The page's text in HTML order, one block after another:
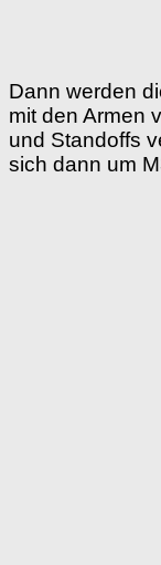
Dann werden
mit den Armen
und Standoffs
sich dann um